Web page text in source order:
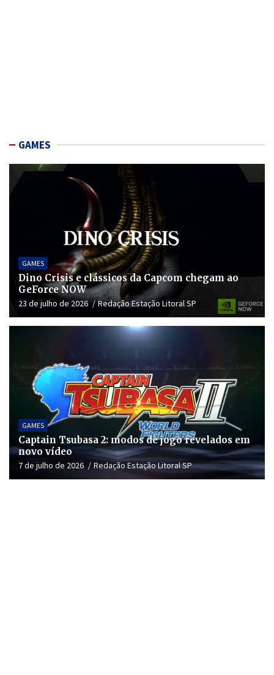
GAMES
GAMES
Dino Crisis e clássicos da Capcom chegam ao
GeForce NOW
23 de julho de 2026 Redação Estação Litoral SP
GAMES
Captain Tsubasa 2: modos de jogo revelados em
novo vídeo
7 de julho de 2026 Redação Estação Litoral SP